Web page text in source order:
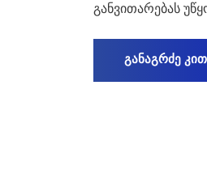
განვითარებას
განაგრძე